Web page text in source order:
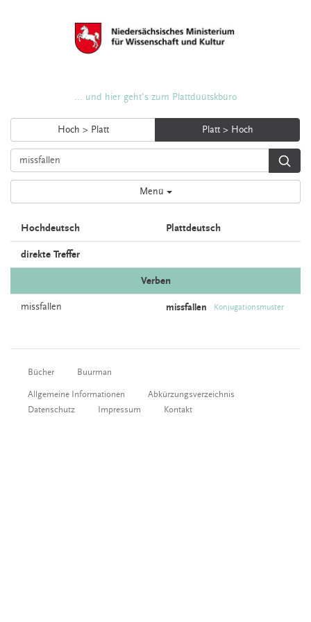
... und hier geht's zum Plattdüütskbüro
Hoch > Platt Platt > Hoch
Menü
Hochdeutsch Plattdeutsch
direkte Treffer
Verben
missfallen missfallen Konjugationsmuster
Bücher Buurman
Allgemeine Informationen
Abkürzungsverzeichnis
Datenschutz
Impressum Kontakt